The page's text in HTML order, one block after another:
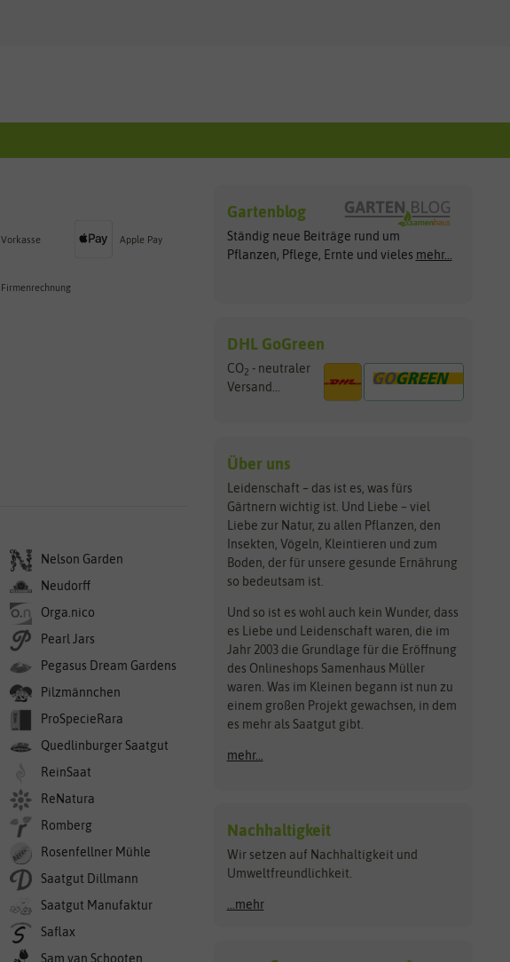
Vorkasse Apple Pay
Firmenrechnung
Nelson Garden
Neudorff
Orga.nico
Pearl Jars
Pegasus Dream Gardens
Pilzmännchen
ProSpecieRara
Quedlinburger Saatgut
ReinSaat
ReNatura
Romberg
Rosenfellner Mühle
Saatgut Dillmann
Saatgut Manufaktur
Saflax
Sam van Schooten
Gartenblog
Ständig neue Beiträge rund um
Pflanzen, Pflege, Ernte und vieles mehr...
DHL GoGreen
CO2 - neutraler
Versand...
Über uns
Leidenschaft – das ist es, was fürs
Gärtnern wichtig ist. Und Liebe – viel
Liebe zur Natur, zu allen Pflanzen, den
Insekten, Vögeln, Kleintieren und zum
Boden, der für unsere gesunde Ernährung
so bedeutsam ist.
Und so ist es wohl auch kein Wunder, dass
es Liebe und Leidenschaft waren, die im
Jahr 2003 die Grundlage für die Eröffnung
des Onlineshops Samenhaus Müller
waren. Was im Kleinen begann ist nun zu
einem großen Projekt gewachsen, in dem
es mehr als Saatgut gibt.
mehr...
Nachhaltigkeit
Wir setzen auf Nachhaltigkeit und
Umweltfreundlichkeit.
...mehr